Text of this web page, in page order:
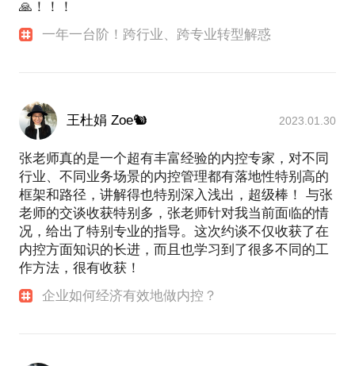
🙏！！！
一年一台阶！跨行业、跨专业转型解惑
王杜娟 Zoe🐿 2023.01.30
张老师真的是一个超有丰富经验的内控专家，对不同
行业、不同业务场景的内控管理都有落地性特别高的
框架和路径，讲解得也特别深入浅出，超级棒！ 与张
老师的交谈收获特别多，张老师针对我当前面临的情
况，给出了特别专业的指导。这次约谈不仅收获了在
内控方面知识的长进，而且也学习到了很多不同的工
作方法，很有收获！
企业如何经济有效地做内控？